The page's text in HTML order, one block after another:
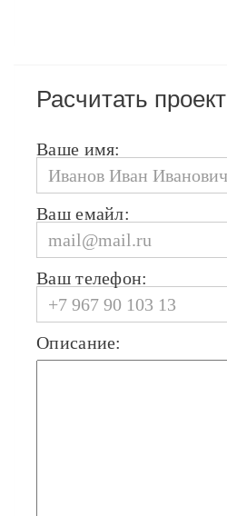
Расчитать проект
Ваше имя:
Ваш емайл:
Ваш телефон:
Описание: